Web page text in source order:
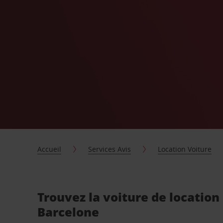
Accueil Services Avis Location Voiture
Trouvez la voiture de location
Barcelone